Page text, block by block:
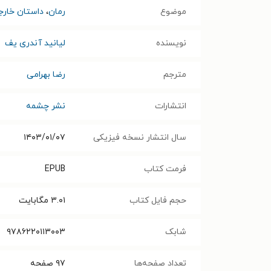
موضوع رمان، داستان
نویسنده لیانید آندری یف
مترجم رضا بهرامی
انتشارات نشر چشمه
سال انتشار نسخه فیزیکی ۱۴۰۳/۰۱/۰۷
فرمت کتاب EPUB
حجم فایل کتاب ۳.۰۱ مگابایت
شابک ۹۷۸۶۲۲۰۱۱۳۰۰۳
تعداد صفحه‌ها ۹۷ صفحه